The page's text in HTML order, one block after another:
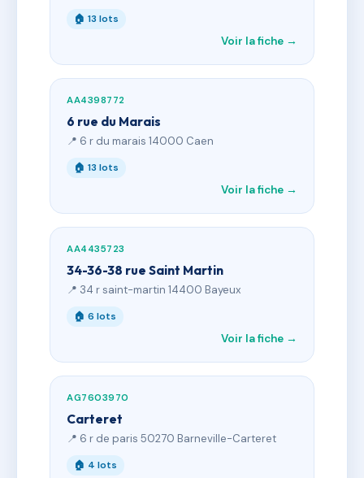
🏠 13 lots
Voir la fiche →
AA4398772
6 rue du Marais
📍 6 r du marais 14000 Caen
🏠 13 lots
Voir la fiche →
AA4435723
34-36-38 rue Saint Martin
📍 34 r saint-martin 14400 Bayeux
🏠 6 lots
Voir la fiche →
AG7603970
Carteret
📍 6 r de paris 50270 Barneville-Carteret
🏠 4 lots